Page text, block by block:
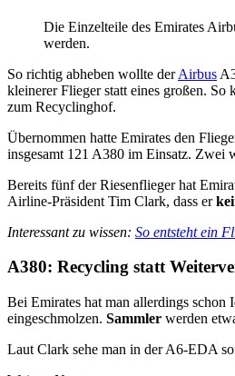
Die Einzelteile des Emirates
werden.
So richtig abheben wollte derAirbus
kleinerer Flieger statt eines großen.
zum Recyclinghof.
Übernommen hatte Emirates den
insgesamt 121 A380 im Einsatz. Zwei
Bereits fünf der Riesenflieger hat
Airline-Präsident Tim Clark, dass er
Interessant zu wissen: So entsteht ein
A380: Recycling statt
Bei Emirates hat man allerdings schon
eingeschmolzen. Sammler werden
Laut Clark sehe man in der A6-EDA